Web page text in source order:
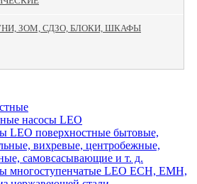
ЗОМ, СДЗО, БЛОКИ, ШКАФЫ
насосы LEO
LEO поверхностные бытовые,
вихревые, центробежные,
самовсасывающие и т. д.
многоступенчатые LEO ECH, EMH,